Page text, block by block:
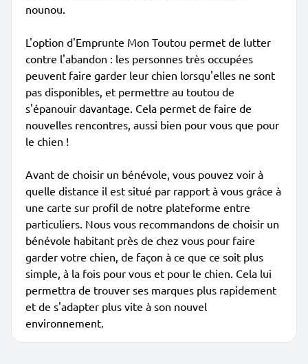
nounou.
L'option d'Emprunte Mon Toutou permet de lutter
contre l'abandon : les personnes très occupées
peuvent faire garder leur chien lorsqu'elles ne sont
pas disponibles, et permettre au toutou de
s'épanouir davantage. Cela permet de faire de
nouvelles rencontres, aussi bien pour vous que pour
le chien !
Avant de choisir un bénévole, vous pouvez voir à
quelle distance il est situé par rapport à vous grâce à
une carte sur profil de notre plateforme entre
particuliers. Nous vous recommandons de choisir un
bénévole habitant près de chez vous pour faire
garder votre chien, de façon à ce que ce soit plus
simple, à la fois pour vous et pour le chien. Cela lui
permettra de trouver ses marques plus rapidement
et de s'adapter plus vite à son nouvel
environnement.